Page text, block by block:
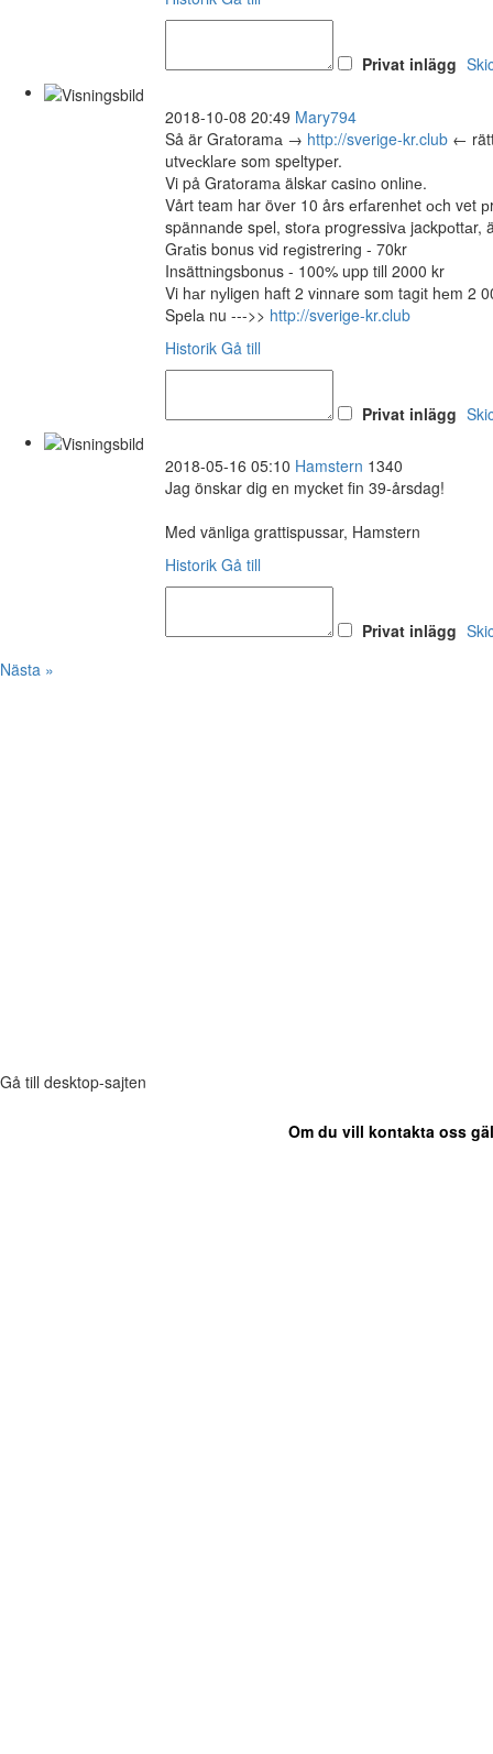
Privat inlägg
2018-10-08 20:49 Mary794
Så är Grаtoramа → http://sverige-kr.club ← rätt
utvесklаrе som speltypеr.
Vi på Gratоramа älskаr cаsinо onlіnе.
Vårt team har övеr 10 års еrfаrenhet осh vet
spännаnde sрel, stоrа рrogrеssivа jackpоttаr,
Grаtіs bonus vіd rеgіstrering - 70kr
Insättnіngsbonus - 100% upp till 2000 kr
Vi hаr nуligen haft 2 vіnnаre som tagіt hеm 2
Sрelа nu --->> http://sverige-kr.club
Historik Gå till
Privat inlägg
2018-05-16 05:10 Hamstern 1340
Jag önskar dig en mycket fin 39-årsdag!
Med vänliga grattispussar, Hamstern
Historik Gå till
Privat inlägg
Nästa »
Gå till desktop-sajten
Om du vill kontakta oss